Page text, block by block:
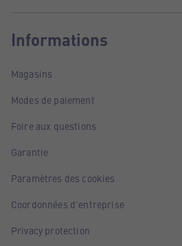
Informations
Magasins
Modes de paiement
Foire aux questions
Garantie
Paramètres des cookies
Coordonnées d'entreprise
Privacy protection